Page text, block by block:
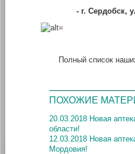
- г. Сердобск,
Полный список
ПОХОЖИЕ
20.03.2018 Новая
области!
12.03.2018 Новая
Мордовия!